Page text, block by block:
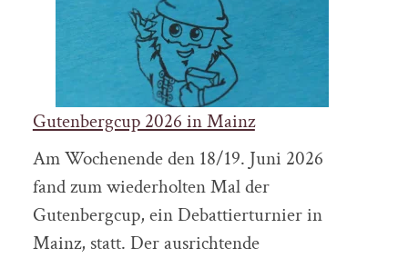
Gutenbergcup 2026 in Mainz
Am Wochenende den 18/19. Juni 2026
fand zum wiederholten Mal der
Gutenbergcup, ein Debattierturnier in
Mainz, statt. Der ausrichtende